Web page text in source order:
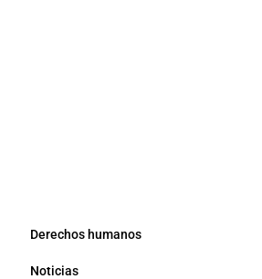
Derechos humanos
Noticias